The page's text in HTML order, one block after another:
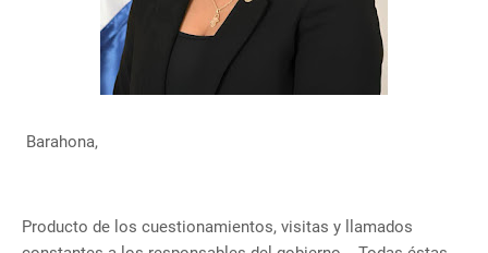
Barahona,
Producto de los cuestionamientos, visitas y llamados